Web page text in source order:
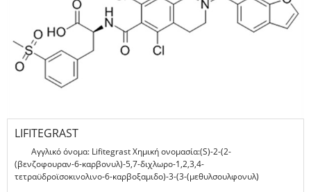
LIFITEGRAST
Αγγλικό όνομα: Lifitegrast Χημική ονομασία:​(S)-2-(2-
(βενζοφουραν-6-καρβονυλ)-5,7-διχλωρο-1,2,3,4-
τετραϋδροϊσοκινολινο-6-καρβοξαμιδο)-3-(3-(μεθυλσουλφονυλ)